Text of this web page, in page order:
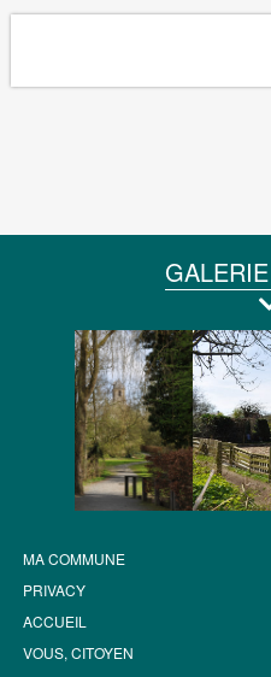
MA COMMUNE
PRIVACY
ACCUEIL
VOUS, CITOYEN